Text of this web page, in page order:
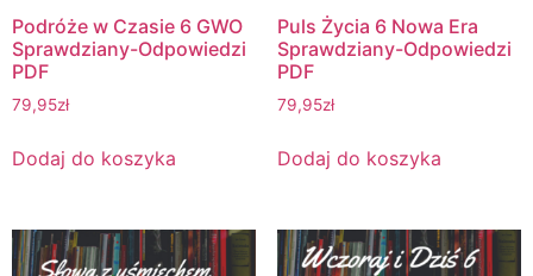
Podróże w Czasie 6 GWO
Sprawdziany-Odpowiedzi
PDF
79,95zł
Dodaj do koszyka
Puls Życia 6 Nowa Era
Sprawdziany-Odpowiedzi
PDF
79,95zł
Dodaj do koszyka